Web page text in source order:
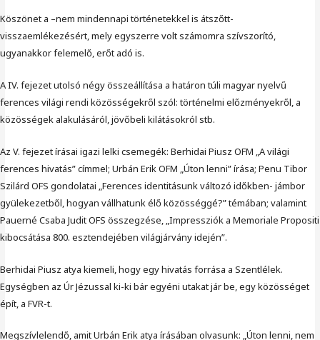
Köszönet a –nem mindennapi történetekkel is átszőtt-
visszaemlékezésért, mely egyszerre volt számomra szívszorító,
ugyanakkor felemelő, erőt adó is.
A IV. fejezet utolsó négy összeállítása a határon túli magyar nyelvű
ferences világi rendi közösségekről szól: történelmi előzményekről, a
közösségek alakulásáról, jövőbeli kilátásokról stb.
Az V. fejezet írásai igazi lelki csemegék: Berhidai Piusz OFM „A világi
ferences hivatás” címmel; Urbán Erik OFM „Úton lenni” írása; Penu Tibor
Szilárd OFS gondolatai „Ferences identitásunk változó időkben- jámbor
gyülekezetből, hogyan vállhatunk élő közösséggé?” témában; valamint
Pauerné Csaba Judit OFS összegzése, „Impressziók a Memoriale Propositi
kibocsátása 800. esztendejében világjárvány idején”.
Berhidai Piusz atya kiemeli, hogy egy hivatás forrása a Szentlélek.
Egységben az Úr Jézussal ki-ki bár egyéni utakat jár be, egy közösséget
épít, a FVR-t.
Megszívlelendő, amit Urbán Erik atya írásában olvasunk: „Úton lenni, nem